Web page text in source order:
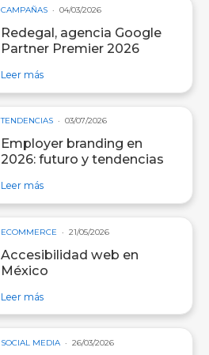
CAMPAÑAS 04/03/2026
Redegal, agencia Google
Partner Premier 2026
Leer mássobre entrada Redegal, agencia
TENDENCIAS 03/07/2026
Employer branding en
2026: futuro y tendencias
Leer mássobre entrada Employer branding
ECOMMERCE 21/05/2026
Accesibilidad web en
México
Leer mássobre entrada Accesibilidad web
SOCIAL MEDIA 26/03/2026